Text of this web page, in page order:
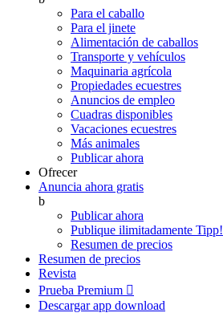
Para el caballo
Para el jinete
Alimentación de caballos
Transporte y vehículos
Maquinaria agrícola
Propiedades ecuestres
Anuncios de empleo
Cuadras disponibles
Vacaciones ecuestres
Más animales
Publicar ahora
Ofrecer
Anuncia ahora gratis
b
Publicar ahora
Publique ilimitadamente Tipp!
Resumen de precios
Resumen de precios
Revista
Prueba Premium 
Descargar app download